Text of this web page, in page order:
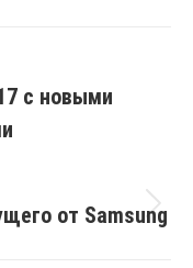
с новыми
от Samsung